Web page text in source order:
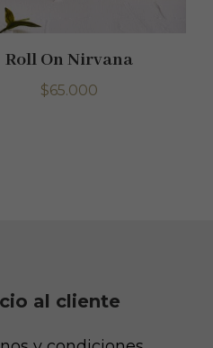
Roll On Nirvana
$65.000
al cliente